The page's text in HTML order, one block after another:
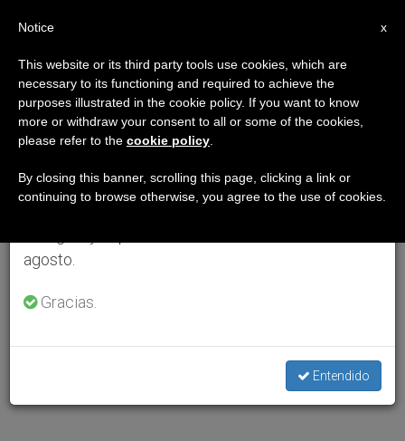
×
Aviso importante
Del 27 de julio al 7 de agosto haremos la pausa
anual, aprovechando que en el periodo de verano
se generan menos informaciones y también el
agosto.
Gracias.
Entendido
x
Notice
This website or its third party tools use cookies, which are
necessary to its functioning and required to achieve the
purposes illustrated in the cookie policy. If you want to know
more or withdraw your consent to all or some of the cookies,
please refer to the cookie policy
By closing this banner, scrolling this page, clicking a link or
continuing to browse otherwise, you agree to the use of cookies.